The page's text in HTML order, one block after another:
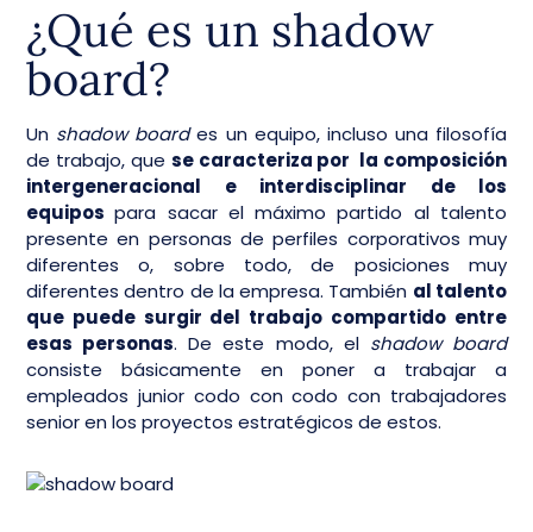
¿Qué es un shadow
board?
Un shadow boardes un equipo, incluso una filosofía
de trabajo, que se caracteriza por la composición
intergeneracional e interdisciplinar de los
equipospara sacar el máximo partido al talento
presente en personas de perfiles corporativos muy
diferentes o, sobre todo, de posiciones muy
diferentes dentro de la empresa. También al talento
que puede surgir del trabajo compartido entre
esas personas. De este modo, el shadow board
consiste básicamente en poner a trabajar a
empleados junior codo con codo con trabajadores
senior en los proyectos estratégicos de estos.